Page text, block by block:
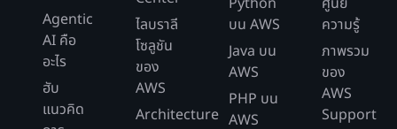
Agentic
AI คือ
อะไร
ฮับ
แนวคิด
ไลบราลี
โซลูชัน
ของ
AWS
Architecture
บน AWS
Java บน
AWS
PHP บน
AWS
ความรู้
ภาพรวม
ของ
AWS
Support